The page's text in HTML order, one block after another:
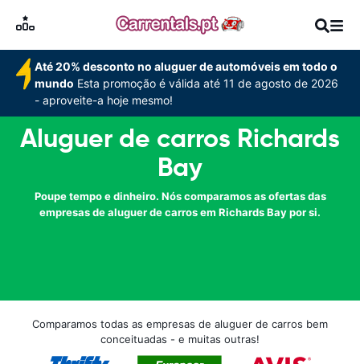
Até 20% desconto no aluguer de automóveis em todo o
mundo Esta promoção é válida até 11 de agosto de 2026
- aproveite-a hoje mesmo!
Aluguer de carros Richards
Bay
Poupe tempo e dinheiro. Nós comparamos as ofertas das
empresas de aluguer de carros em Richards Bay por si.
Comparamos todas as empresas de aluguer de carros bem
conceituadas - e muitas outras!